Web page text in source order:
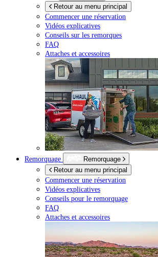
Retour au menu principal
Commencer une réservation
Vidéos explicatives
Conseils sur les remorques
FAQ
Attaches et accessoires
Remorquage
Remorquage
Retour au menu principal
Commencer une réservation
Vidéos explicatives
Conseils pour le remorquage
FAQ
Attaches et accessoires